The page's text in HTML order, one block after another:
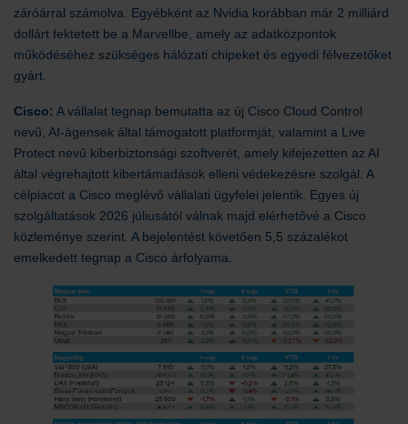
záróárral számolva. Egyébként az Nvidia korábban már 2 milliárd
dollárt fektetett be a Marvellbe, amely az adatközpontok
működéséhez szükséges hálózati chipeket és egyedi félvezetőket
gyárt.
Cisco: A vállalat tegnap bemutatta az új Cisco Cloud Control
nevű, AI-ágensek által támogatott platformját, valamint a Live
Protect nevű kiberbiztonsági szoftverét, amely kifejezetten az AI
által végrehajtott kibertámadások elleni védekezésre szolgál. A
célpiacot a Cisco meglévő vállalati ügyfelei jelentik. Egyes új
szolgáltatások 2026 júliusától válnak majd elérhetővé a Cisco
közleménye szerint. A bejelentést követően 5,5 százalékot
emelkedett tegnap a Cisco árfolyama.